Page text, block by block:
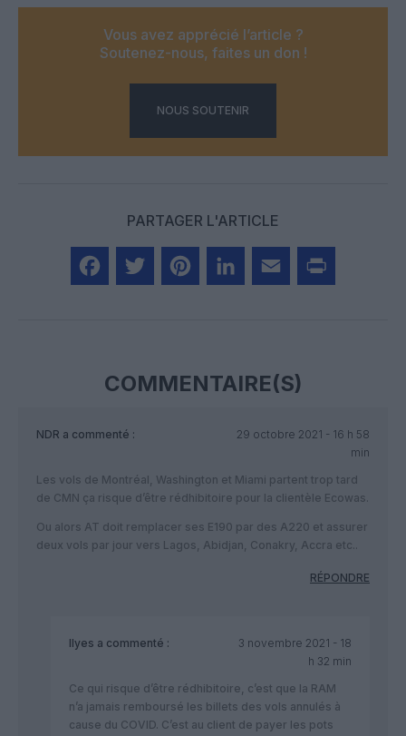
Vous avez apprécié l’article ?
Soutenez-nous, faites un don !
NOUS SOUTENIR
PARTAGER L'ARTICLE
COMMENTAIRE(S)
NDR a commenté :
29 octobre 2021 - 16 h 58
min
Les vols de Montréal, Washington et Miami partent trop tard
de CMN ça risque d’être rédhibitoire pour la clientèle Ecowas.
Ou alors AT doit remplacer ses E190 par des A220 et assurer
deux vols par jour vers Lagos, Abidjan, Conakry, Accra etc..
RÉPONDRE
Ilyes a commenté :
3 novembre 2021 - 18
h 32 min
Ce qui risque d’être rédhibitoire, c’est que la RAM
n’a jamais remboursé les billets des vols annulés à
cause du COVID. C’est au client de payer les pots